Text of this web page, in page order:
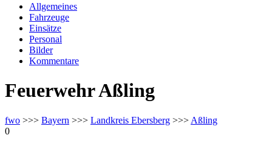
Allgemeines
Fahrzeuge
Einsätze
Personal
Bilder
Kommentare
Feuerwehr Aßling
fwo >>> Bayern >>> Landkreis Ebersberg >>> Aßling
0